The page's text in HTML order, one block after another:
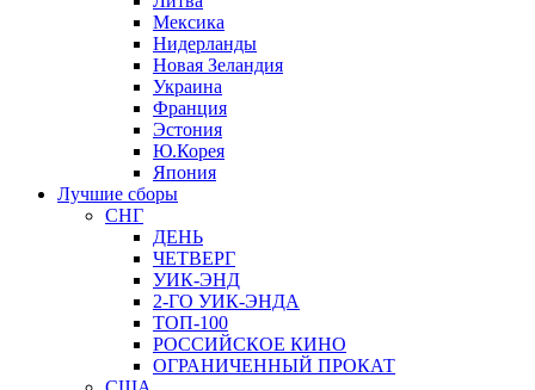
Мексика
Нидерланды
Новая Зеландия
Украина
Франция
Эстония
Ю.Корея
Япония
Лучшие сборы
СНГ
ДЕНЬ
ЧЕТВЕРГ
УИК-ЭНД
2-ГО УИК-ЭНДА
ТОП-100
РОССИЙСКОЕ КИНО
ОГРАНИЧЕННЫЙ ПРОКАТ